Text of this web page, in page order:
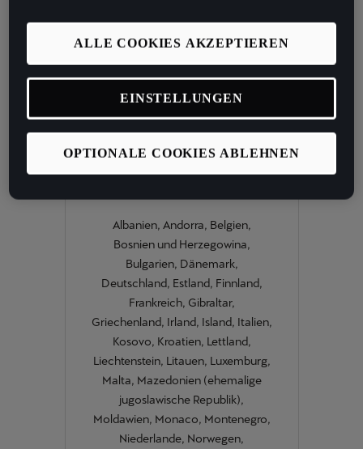
Der Versionscode wird im Format «JJ.MM.» angegeben. Das
Update wird durchgeführt, wenn dein Fahrzeug über einen älteren
Einstellungen – Fahrzeuginformationen» einsehen.
Albanien, Andorra, Belgien,
Bosnien und Herzegowina,
Bulgarien, Dänemark,
Deutschland, Estland, Finnland,
Frankreich, Gibraltar,
Griechenland, Irland, Island, Italien,
Kosovo, Kroatien, Lettland,
Liechtenstein, Litauen, Luxemburg,
Malta, Mazedonien (ehemalige
jugoslawische Republik),
Moldawien, Monaco, Montenegro,
Niederlande, Norwegen,
OPTIONALE COOKIES ABLEHNEN
ALLE COOKIES AKZEPTIEREN
EINSTELLUNGEN